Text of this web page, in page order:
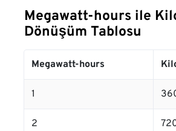
Megawatt-hours ile
Dönüşüm Tablosu
Megawatt-hours
1
2